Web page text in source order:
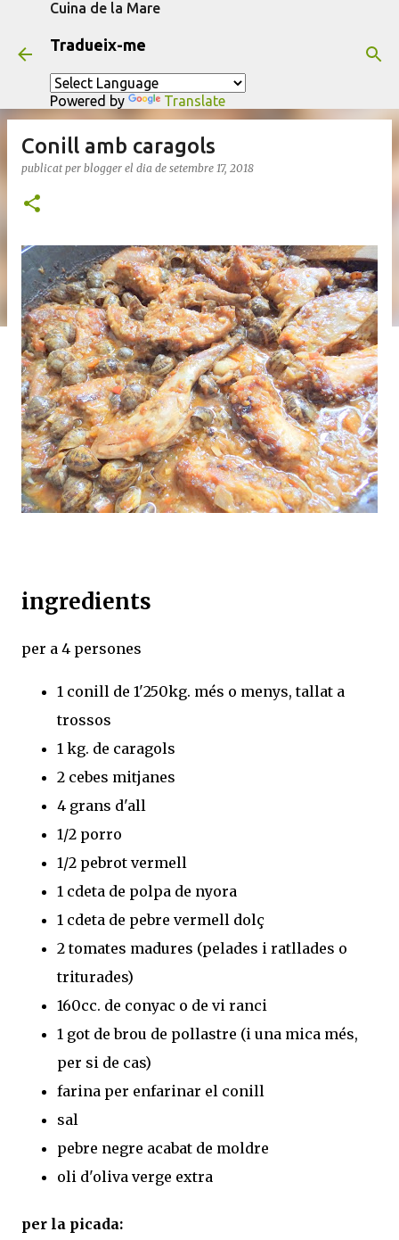
Cuina de la Mare
Tradueix-me
Powered by Translate
Conill amb caragols
publicat per blogger el dia de setembre 17, 2018
ingredients
per a 4 persones
1 conill de 1'250kg. més o menys, tallat a
trossos
1 kg. de caragols
2 cebes mitjanes
4 grans d'all
1/2 porro
1/2 pebrot vermell
1 cdeta de polpa de nyora
1 cdeta de pebre vermell dolç
2 tomates madures (pelades i ratllades o
triturades)
160cc. de conyac o de vi ranci
1 got de brou de pollastre (i una mica més,
per si de cas)
farina per enfarinar el conill
sal
pebre negre acabat de moldre
oli d'oliva verge extra
per la picada: